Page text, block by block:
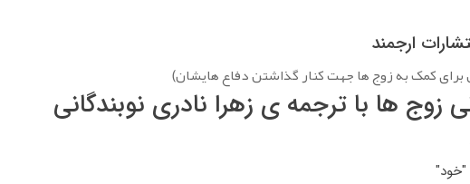
ارجمند
کمک به زوج ها جهت کنار گذاشتن دفاع هایشان)
ها با ترجمه ی زهرا نادری نوبندگانی
"خود"